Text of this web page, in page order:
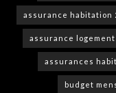
assurance habitation
assurance logement
assurances
budget